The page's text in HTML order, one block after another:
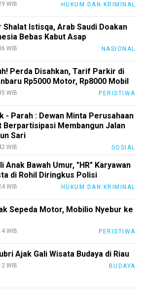
WIB HUKUM DAN KRIMINAL
Shalat Istisqa, Arab Saudi Doakan
Bebas Kabut Asap
WIB NASIONAL
Perda Disahkan, Tarif Parkir di
Rp5000 Motor, Rp8000 Mobil
WIB PERISTIWA
- Parah : Dewan Minta Perusahaan
Berpartisipasi Membangun Jalan
Sari
WIB SOSIAL
Anak Bawah Umur, "HR" Karyawan
di Rohil Diringkus Polisi
WIB HUKUM DAN KRIMINAL
Sepeda Motor, Mobilio Nyebur ke
WIB PERISTIWA
Ajak Gali Wisata Budaya di Riau
WIB BUDAYA